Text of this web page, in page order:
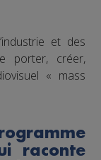
et des
porter, créer,
« mass
raconte